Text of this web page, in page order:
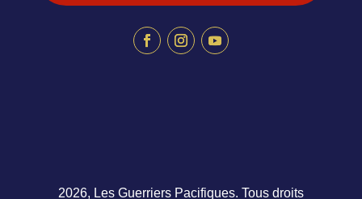
2026, Les Guerriers Pacifiques. Tous droits